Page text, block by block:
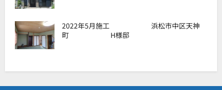
2022年5月施工 浜松市中区天神
町 H様邸